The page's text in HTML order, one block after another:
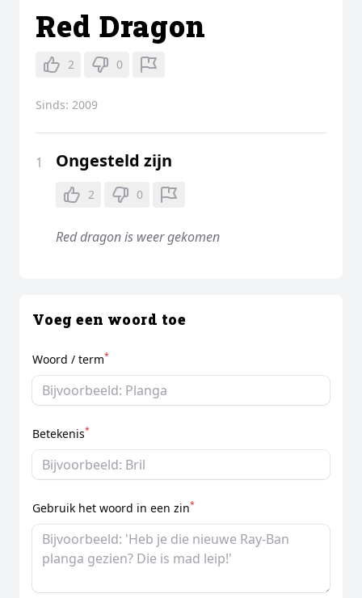
Red Dragon
2 0
Sinds: 2009
1 Ongesteld zijn
2 0
Red dragon is weer gekomen
Voeg een woord toe
Woord / term*
Betekenis*
Gebruik het woord in een zin*